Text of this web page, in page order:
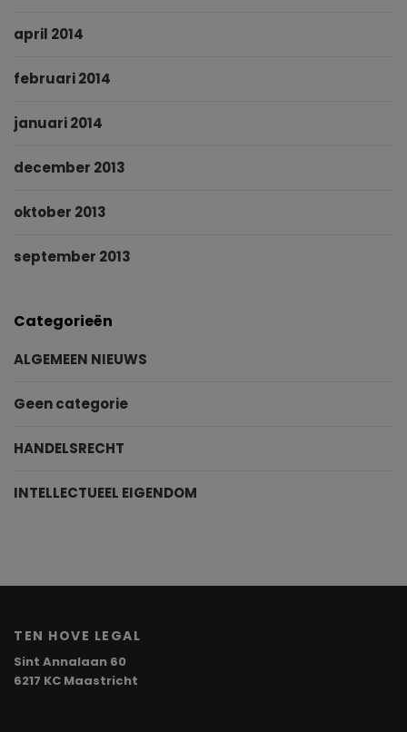
april 2014
februari 2014
januari 2014
december 2013
oktober 2013
september 2013
Categorieën
ALGEMEEN NIEUWS
Geen categorie
HANDELSRECHT
INTELLECTUEEL EIGENDOM
TEN HOVE LEGAL
Sint Annalaan 60
6217 KC Maastricht